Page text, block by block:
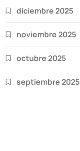
diciembre 2025
noviembre 2025
octubre 2025
septiembre 2025